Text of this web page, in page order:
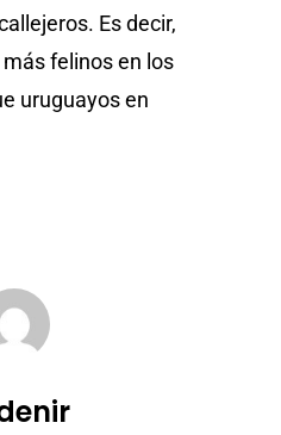
Es decir,
felinos en los
uruguayos en